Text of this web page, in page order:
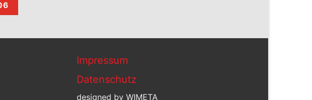
Impressum
Datenschutz
designed by WIMETA